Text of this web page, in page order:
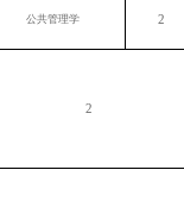
公共管理学 2
2